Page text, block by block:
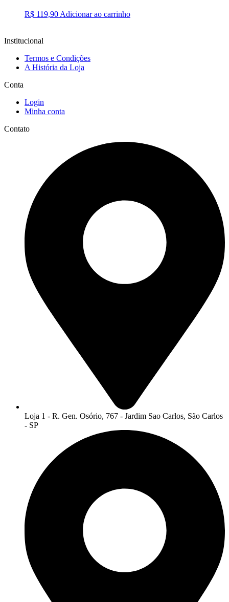
R$ 119,90 Adicionar ao carrinho
Institucional
Termos e Condições
A História da Loja
Conta
Login
Minha conta
Contato
Loja 1 - R. Gen. Osório, 767 - Jardim Sao Carlos, São Carlos
- SP